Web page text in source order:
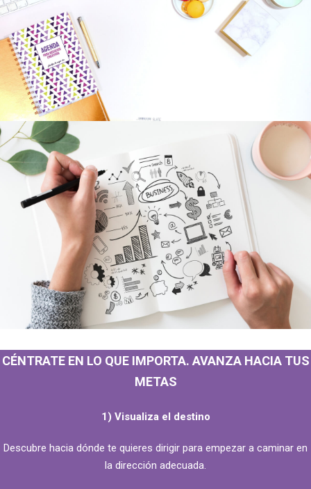
CÉNTRATE EN LO QUE IMPORTA. AVANZA HACIA TUS
METAS
1) Visualiza el destino
Descubre hacia dónde te quieres dirigir para empezar a caminar en
la dirección adecuada.